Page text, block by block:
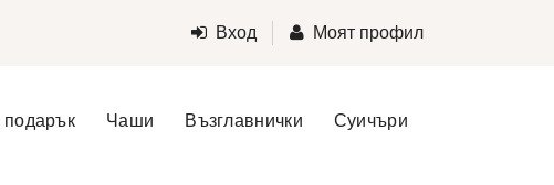
Вход Моят профил
подарък Чаши Възглавнички Суичъри